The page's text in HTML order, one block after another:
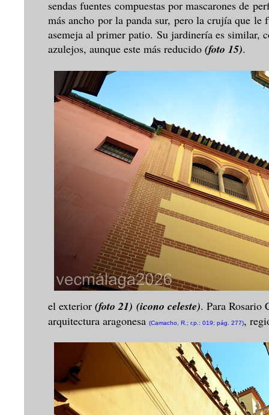
sendas fuentes compuestas por mascarones de
más ancho por la panda sur, pero la crujía que
asemeja al primer patio. Su jardinería es similar,
azulejos, aunque este más reducido (foto 15).
el exterior(foto 21) (icono celeste). Para Rosario
arquitectura aragonesa (Camacho, R.; r.p.: 019; pág. 277),